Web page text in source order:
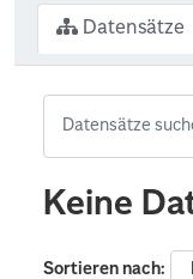
Datensätze
Keine
Sortieren nach